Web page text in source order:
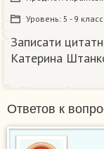
Уровень: 5 - 9 класс
Записати
Катерина
Ответов к